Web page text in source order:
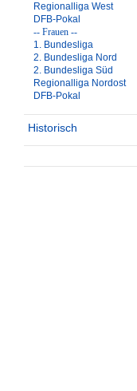
Regionalliga West
DFB-Pokal
-- Frauen --
1. Bundesliga
2. Bundesliga Nord
2. Bundesliga Süd
Regionalliga Nordost
DFB-Pokal
Historisch